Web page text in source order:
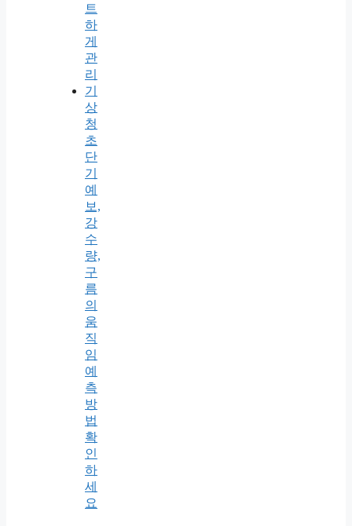
트
하
게
관
리
기
상
청
초
단
기
예
보,
강
수
량,
구
름
의
움
직
임
예
측
방
법
확
인
하
세
요